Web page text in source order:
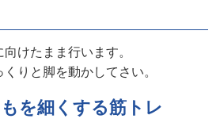
けたまま行います。
りと脚を動かしてさい。
もを細くする筋トレ